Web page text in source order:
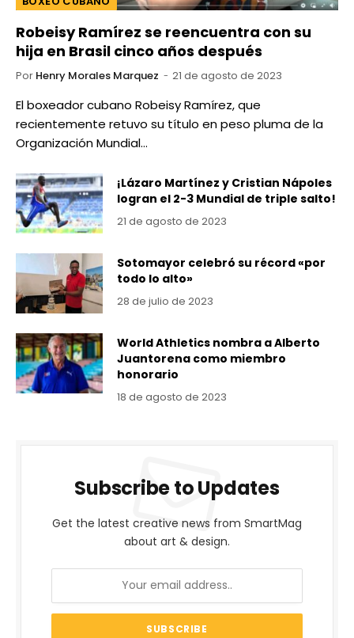
Robeisy Ramírez se reencuentra con su
hija en Brasil cinco años después
Por Henry Morales Marquez 21 de agosto de 2023
El boxeador cubano Robeisy Ramírez, que
recientemente retuvo su título en peso pluma de la
Organización Mundial…
¡Lázaro Martínez y Cristian Nápoles
logran el 2-3 Mundial de triple salto!
21 de agosto de 2023
Sotomayor celebró su récord «por
todo lo alto»
28 de julio de 2023
World Athletics nombra a Alberto
Juantorena como miembro
honorario
18 de agosto de 2023
Subscribe to Updates
Get the latest creative news from SmartMag
about art & design.